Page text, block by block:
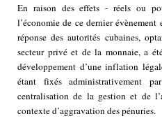
En raison des effets - réels ou
l’économie de ce dernier
réponse des autorités cubaines,
secteur privé et de la monnaie, a
développement d’une inflation
étant fixés administrativement
centralisation de la gestion et de
contexte d’aggravation des pénuries.